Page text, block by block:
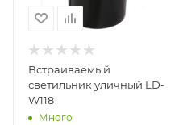
Встраиваемый
светильник уличный LD-
W118
Много